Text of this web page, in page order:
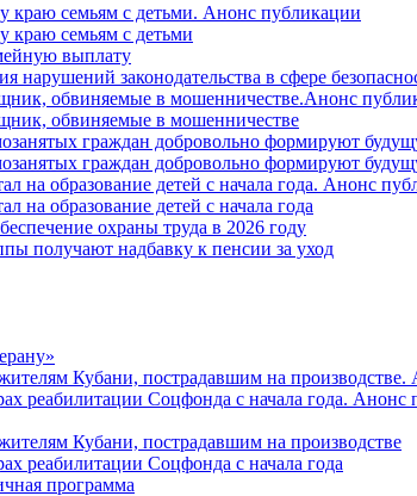
краю семьям с детьми. Анонс публикации
краю семьям с детьми
выплату
законодательства в сфере
обвиняемые в мошенничестве.Анонс
обвиняемые в мошенничестве
граждан добровольно формируют
граждан добровольно формируют
на образование детей с начала года. Анонс
на образование детей с начала года
охраны труда в 2026 году
получают надбавку к пенсии за уход
Кубани, пострадавшим на
реабилитации Соцфонда с начала года. Анонс
Кубани, пострадавшим на производстве
реабилитации Соцфонда с начала года
программа